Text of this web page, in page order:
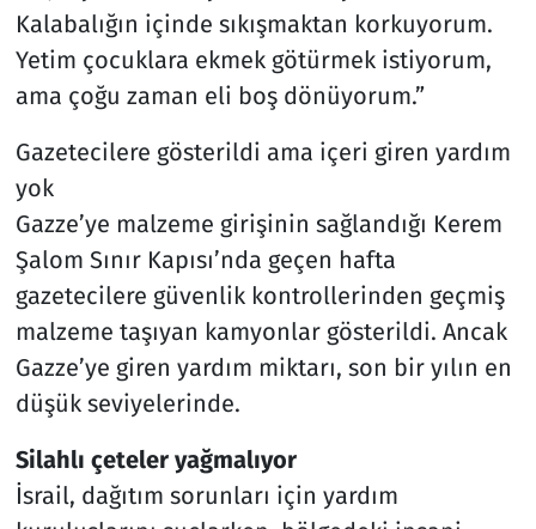
Kalabalığın içinde sıkışmaktan korkuyorum.
Yetim çocuklara ekmek götürmek istiyorum,
ama çoğu zaman eli boş dönüyorum.”
Gazetecilere gösterildi ama içeri giren yardım
yok
Gazze’ye malzeme girişinin sağlandığı Kerem
Şalom Sınır Kapısı’nda geçen hafta
gazetecilere güvenlik kontrollerinden geçmiş
malzeme taşıyan kamyonlar gösterildi. Ancak
Gazze’ye giren yardım miktarı, son bir yılın en
düşük seviyelerinde.
Silahlı çeteler yağmalıyor
İsrail, dağıtım sorunları için yardım